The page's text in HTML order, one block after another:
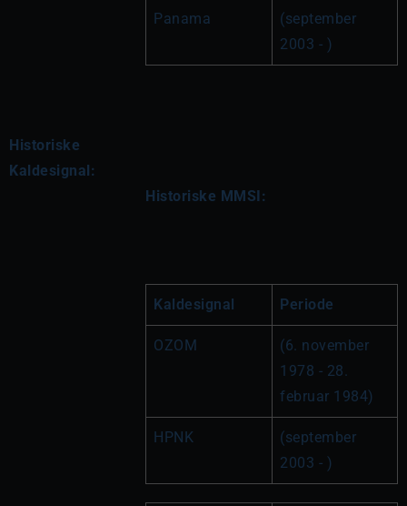
Panama
(september
2003 - )
Historiske
Kaldesignal:
Historiske MMSI:
Kaldesignal Periode
OZOM
(6. november
1978 - 28.
februar 1984)
HPNK
(september
2003 - )